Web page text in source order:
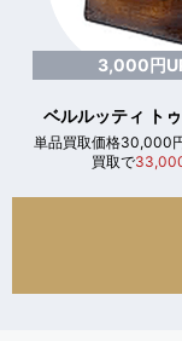
3,000円
ベルルッティ ト
単品買取価格30,000
買取で